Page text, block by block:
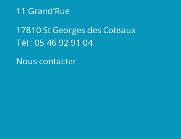
11 Grand’Rue
17810 St Georges des Coteaux
Tél : 05 46 92 91 04
Nous contacter